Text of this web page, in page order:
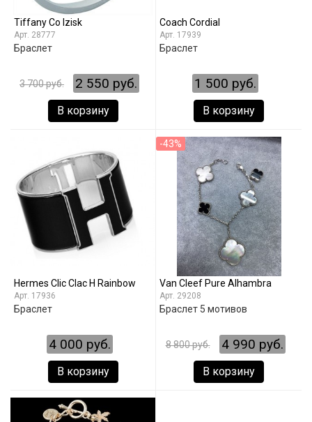
Tiffany Co Izisk
28777
Браслет
3 700 руб. 2 550 руб.
В корзину
Coach Cordial
17939
Браслет
1 500 руб.
В корзину
Hermes Clic Clac H Rainbow
17936
Браслет
4 000 руб.
В корзину
-43%
Van Cleef Pure Alhambra
29208
Браслет 5 мотивов
8 800 руб. 4 990 руб.
В корзину